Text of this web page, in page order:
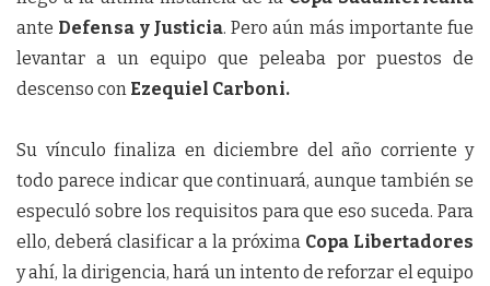
ante Defensa y Justicia. Pero aún más importante fue
levantar a un equipo que peleaba por puestos de
descenso con Ezequiel Carboni.
Su vínculo finaliza en diciembre del año corriente y
todo parece indicar que continuará, aunque también se
especuló sobre los requisitos para que eso suceda. Para
ello, deberá clasificar a la próxima Copa Libertadores
y ahí, la dirigencia, hará un intento de reforzar el equipo